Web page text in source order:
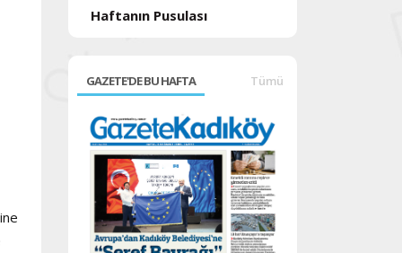
Haftanın Pusulası
GAZETE'DE BU HAFTA Tümü